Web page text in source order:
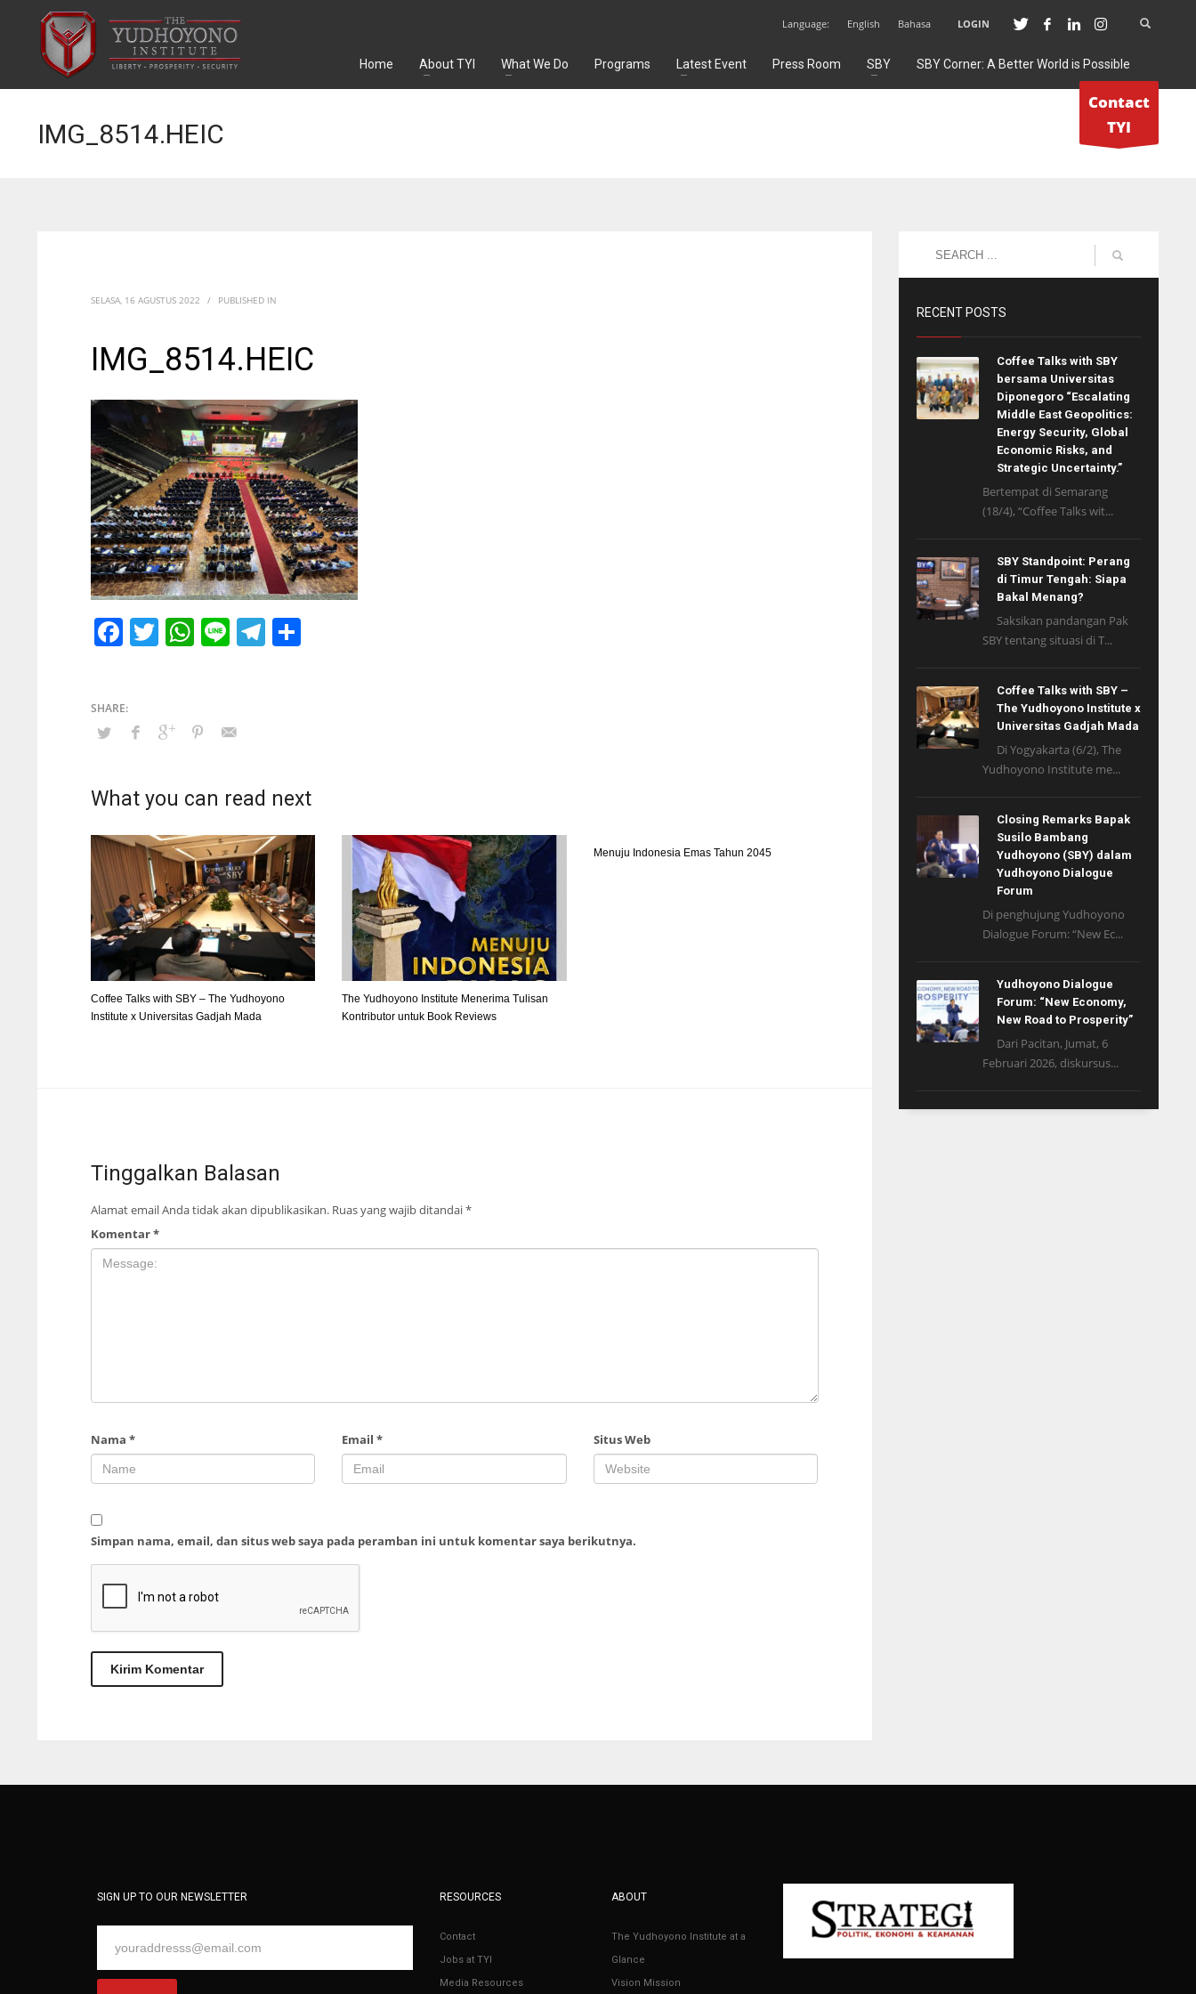
Language: English Bahasa LOGIN
Home About TYI What We Do Programs Latest Event Press Room SBY SBY Corner: A Better World is Possible
Contact
TYI
IMG_8514.HEIC
SELASA, 16 AGUSTUS 2022 / PUBLISHED IN
IMG_8514.HEIC
Facebook
Twitter
WhatsApp
LineTelegram
What you can read next
Coffee Talks with SBY – The Yudhoyono
Institute x Universitas Gadjah Mada
The Yudhoyono Institute Menerima Tulisan
Kontributor untuk Book Reviews
Menuju Indonesia Emas Tahun 2045
Tinggalkan Balasan
Alamat email Anda tidak akan dipublikasikan. Ruas yang wajib ditandai*
Komentar*
Nama * Email* Situs Web
Simpan nama, email, dan situs web saya pada peramban ini untuk komentar saya berikutnya.
RECENT POSTS
Coffee Talks with SBY
bersama Universitas
Diponegoro “Escalating
Middle East Geopolitics:
Energy Security, Global
Economic Risks, and
Strategic Uncertainty.”
Bertempat di Semarang
(18/4), “Coffee Talks wit...
SBY Standpoint: Perang
di Timur Tengah: Siapa
Bakal Menang?
Saksikan pandangan Pak
SBY tentang situasi di T...
Coffee Talks with SBY –
The Yudhoyono Institute x
Universitas Gadjah Mada
Di Yogyakarta (6/2), The
Yudhoyono Institute me...
Closing Remarks Bapak
Susilo Bambang
Yudhoyono (SBY) dalam
Yudhoyono Dialogue
Forum
Di penghujung Yudhoyono
Dialogue Forum: “New Ec...
Yudhoyono Dialogue
Forum: “New Economy,
New Road to Prosperity”
Dari Pacitan, Jumat, 6
Februari 2026, diskursus...
SIGN UP TO OUR NEWSLETTER RESOURCES
Contact
Jobs at TYI
Media Resources
ABOUT
The Yudhoyono Institute at a
Glance
Vision Mission